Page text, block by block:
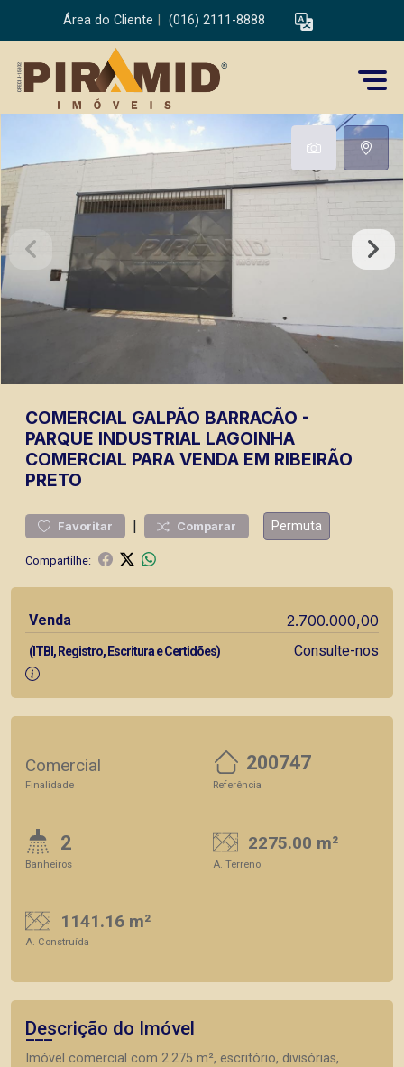
Área do Cliente (016) 2111-8888
COMERCIAL GALPÃO BARRACÃO -
PARQUE INDUSTRIAL LAGOINHA
COMERCIAL PARA VENDA EM RIBEIRÃO
PRETO
Favoritar | Comparar Permuta
Compartilhe:
Venda 2.700.000,00
(ITBI, Registro, Escritura e Certidões) Consulte-nos
Comercial
Finalidade
200747
Referência
2
Banheiros
2275.00 m²
A. Terreno
1141.16 m²
A. Construída
Descrição do Imóvel
Imóvel comercial com 2.275 m², escritório, divisórias,